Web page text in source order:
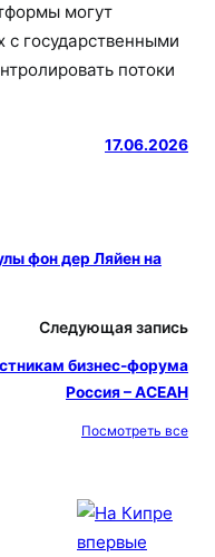
могут
с государственными
потоки
17.06.2026
фон дер Ляйен на
Следующая запись
бизнес-форума
Россия – АСЕАН
Посмотреть все